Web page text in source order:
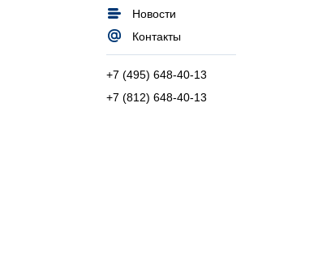
Новости
Контакты
+7 (495) 648-40-13
+7 (812) 648-40-13